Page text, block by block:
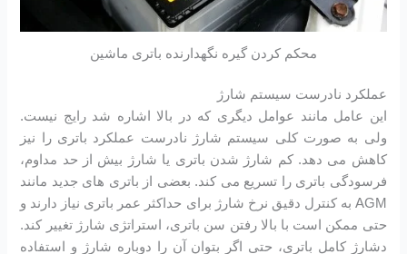
محکم کردن گیره نگهدارنده باتری ماشین
عملکرد نادرست سیستم شارژ
این عامل مانند عوامل دیگری که در بالا اشاره شد رایج نیست.
ولی به صورت کلی سیستم شارژ نادرست عملکرد باتری را نیز
کاهش می دهد. کم شارژ شدن باتری یا شارژ بیش از حد مداوم،
فرسودگی باتری را تسریع می کند. بعضی از باتری های جدید مانند
AGM به کنترل دقیق نرخ شارژ برای حداکثر عمر باتری نیاز دارند و
حتی ممکن است با بالا رفتن سن باتری، استراتژی شارژ تغییر کند.
دشارژ کامل باتری، حتی اگر بتوان آن را دوباره شارژ و استفاده